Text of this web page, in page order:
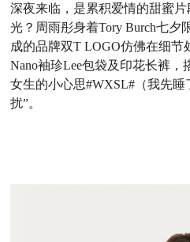
深夜来临，是累积爱情的甜蜜
光？周雨彤身着Tory Burch七夕
成的品牌双T LOGO仿佛在细节
Nano袖珍Lee包袋及印花长裤，
女生的小心思#WXSL# （我先
扰”。